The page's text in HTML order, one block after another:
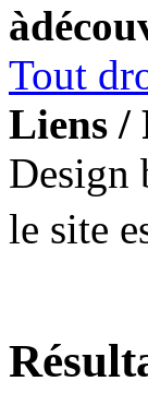
Tout
Liens /
Design
le site